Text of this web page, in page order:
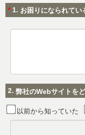
* 1. お困りになられて
2. 弊社のWebサイトを
以前から知っていた